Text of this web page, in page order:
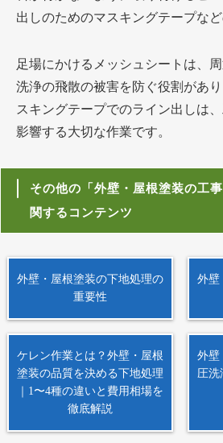
出しのためのマスキングテープなど
足場にかけるメッシュシートは、
洗浄の飛散の被害を防ぐ役割があ
スキングテープでのライン出しは
影響する大切な作業です。
その他の「外壁・屋根塗装の工
関するコンテンツ
外壁・屋根塗装の下地処理の
重要性
外壁
ケレン作業とは？外壁・屋根
塗装の品質を決める下地処理
｜1〜4種の違いと費用相場を
徹底解説
外壁
圧洗